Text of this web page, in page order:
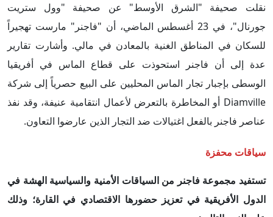
نقلت صحيفة "الشرق الأوسط" عن صحيفة "وول ستريت
جورنال"، في 23 أغسطس الماضي، أن "فاجنر" مارست تهجيراً
للسكان في المناطق الغنية بالمعادن في مالي. وأشارت تقارير
عدة إلى أن فاجنر استحوذت على قطاع الماس في أفريقيا
الوسطى بإجبار تجار الماس المحليين على البيع حصرياً إلى شركة
Diamville أو المخاطرة بالتعرض لأعمال انتقامية عنيفة، وقد نفذ
عناصر فاجنر بالفعل اغتيالات ضد التجار الذين عارضوا التعاون.
سياقات محفزة
تستفيد مجموعة فاجنر من السياقات الأمنية والسياسية الهشة في
الدول الفريقية في تعزيز حضورها الاقتصادي في القارة؛ وذلك